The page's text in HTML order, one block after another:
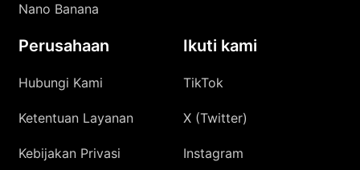
Nano Banana
Perusahaan
Hubungi Kami
Ketentuan Layanan
Kebijakan Privasi
Ikuti kami
TikTok
X (Twitter)
Instagram